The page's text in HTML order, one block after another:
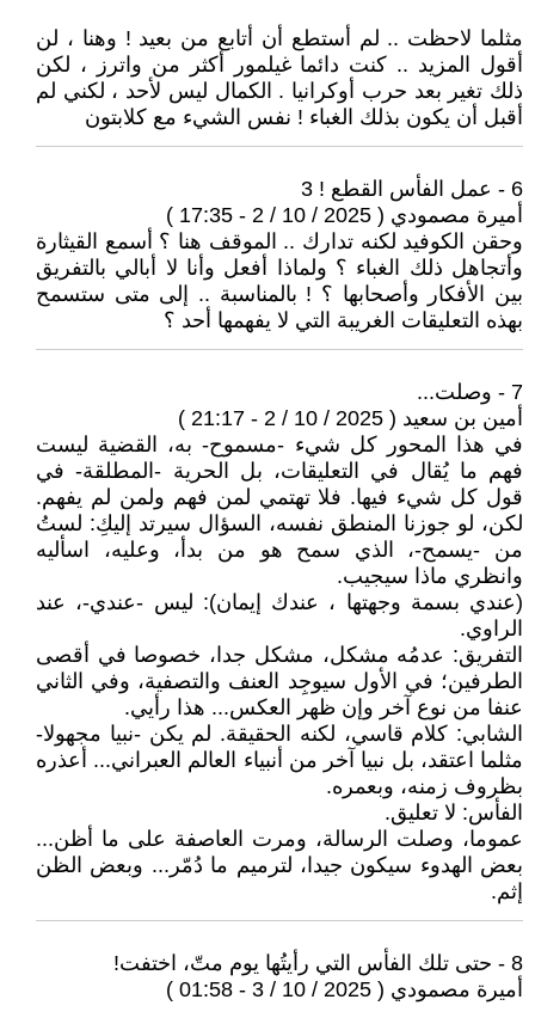
مثلما لاحظت .. لم أستطع أن أتابع من بعيد ! وهنا ، لن
أقول المزيد .. كنت دائما غيلمور أكثر من واترز ، لكن
ذلك تغير بعد حرب أوكرانيا . الكمال ليس لأحد ، لكني لم
أقبل أن يكون بذلك الغباء ! نفس الشيء مع كلابتون
6 - عمل الفأس القطع ! 3
أميرة مصمودي ( 2025 / 10 / 2 - 17:35 )
وحقن الكوفيد لكنه تدارك .. الموقف هنا ؟ أسمع القيثارة
وأتجاهل ذلك الغباء ؟ ولماذا أفعل وأنا لا أبالي بالتفريق
بين الأفكار وأصحابها ؟ ! بالمناسبة .. إلى متى ستسمح
بهذه التعليقات الغريبة التي لا يفهمها أحد ؟
7 - وصلت...
أمين بن سعيد ( 2025 / 10 / 2 - 21:17 )
في هذا المحور كل شيء -مسموح- به، القضية ليست
فهم ما يُقال في التعليقات، بل الحرية -المطلقة- في
قول كل شيء فيها. فلا تهتمي لمن فهم ولمن لم يفهم.
لكن، لو جوزنا المنطق نفسه، السؤال سيرتد إليكِ: لستُ
من -يسمح-، الذي سمح هو من بدأ، وعليه، اسأليه
وانظري ماذا سيجيب.
(عندي بسمة وجهتها ، عندك إيمان): ليس -عندي-، عند
الراوي.
التفريق: عدمُه مشكل، مشكل جدا، خصوصا في أقصى
الطرفين؛ في الأول سيوجِد العنف والتصفية، وفي الثاني
عنفا من نوع آخر وإن ظهر العكس... هذا رأيي.
الشابي: كلام قاسي، لكنه الحقيقة. لم يكن -نبيا مجهولا-
مثلما اعتقد، بل نبيا آخر من أنبياء العالم العبراني... أعذره
بظروف زمنه، وبعمره.
الفأس: لا تعليق.
عموما، وصلت الرسالة، ومرت العاصفة على ما أظن...
بعض الهدوء سيكون جيدا، لترميم ما دُمّر... وبعض الظن
إثم.
8 - حتى تلك الفأس التي رأيتُها يوم متّ، اختفت!
أميرة مصمودي ( 2025 / 10 / 3 - 01:58 )